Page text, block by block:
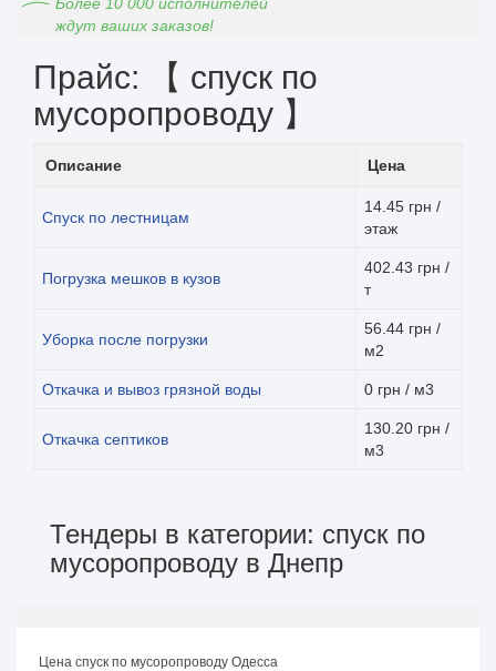
ждут ваших заказов!
Прайс: 【 спуск по
мусоропроводу 】
Описание Цена
Спуск по лестницам
14.45 грн /
этаж
Погрузка мешков в кузов
402.43 грн /
т
Уборка после погрузки
56.44 грн /
м2
Откачка и вывоз грязной воды 0 грн / м3
Откачка септиков
130.20 грн /
м3
Тендеры в категории: спуск по
мусоропроводу в Днепр
Цена спуск по мусоропроводу Одесса